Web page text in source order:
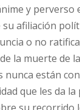
y
afiliación
o no
la muerte de
nunca están
que les da